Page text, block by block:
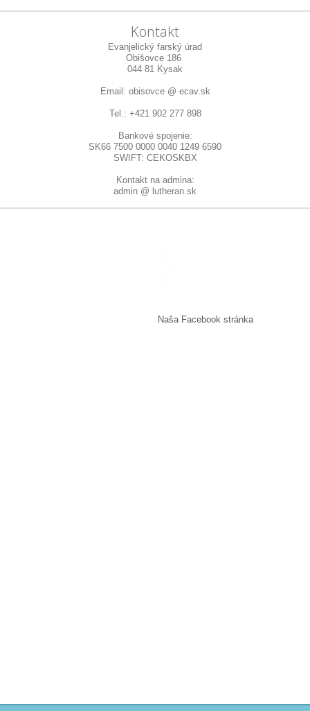
Kontakt
Evanjelický farský úrad
Obišovce 186
044 81 Kysak
Email: obisovce @ ecav.sk
Tel.: +421 902 277 898
Bankové spojenie:
SK66 7500 0000 0040 1249 6590
SWIFT: CEKOSKBX
Kontakt na admina:
admin @ lutheran.sk
Naša Facebook stránka